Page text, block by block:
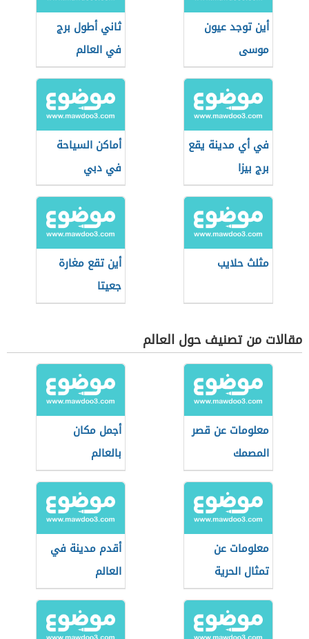
أين توجد عيون
موسى
ثاني أطول برج
في العالم
في أي مدينة يقع
برج بيزا
أماكن السياحة
في دبي
مثلث حلايب
أين تقع مغارة
جعيتا
مقالات من تصنيف حول العالم
معلومات عن قصر
المصمك
أجمل مكان
بالعالم
معلومات عن
تمثال الحرية
أقدم مدينة في
العالم